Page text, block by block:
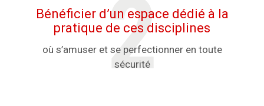
Bénéficier d’un espace dédié à la
pratique de ces disciplines
où s’amuser et se perfectionner en toute
sécurité